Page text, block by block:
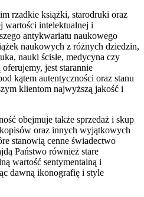
rzadkie książki, starodruki oraz
wartości intelektualnej i
antykwariatu naukowego
naukowych z różnych dziedzin,
nauki ścisłe, medycyna czy
jest starannie
kątem autentyczności oraz stanu
klientom najwyższą jakość i
obejmuje także sprzedaż i skup
oraz innych wyjątkowych
stanowią cenne świadectwo
Państwo również stare
wartość sentymentalną i
dawną ikonografię i style